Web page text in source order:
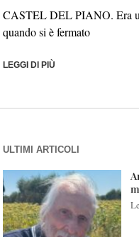
CASTEL DEL PIANO. Era
quando si è fermato
LEGGI DI PIÙ
ULTIMI ARTICOLI